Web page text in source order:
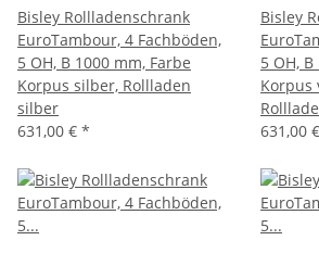
Bisley Rollladenschrank
EuroTambour, 4 Fachböden,
5 OH, B 1000 mm, Farbe
Korpus silber, Rollladen
silber
631,00 € *
Bisley
5 OH,
Korpus
631,00 €